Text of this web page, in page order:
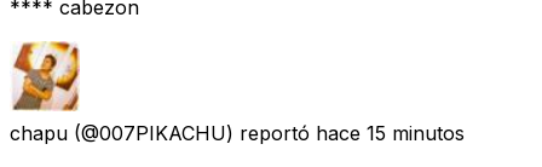
**** cabezon
chapu (@007PIKACHU) reportó hace 15 minutos